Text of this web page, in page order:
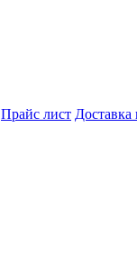
Прайс лист Доставка